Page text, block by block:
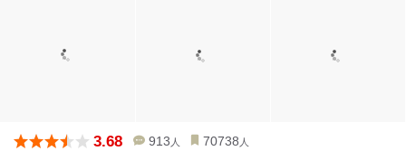
3.68 913 人 70738 人